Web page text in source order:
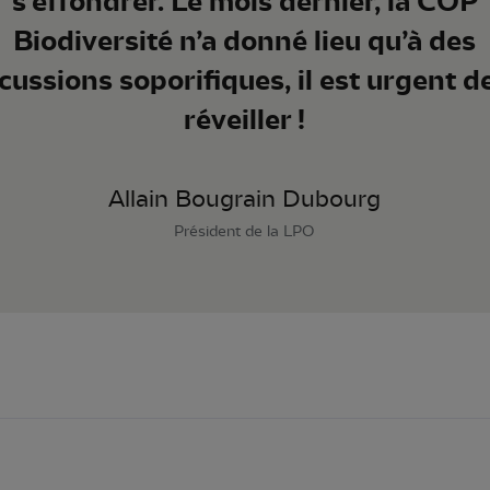
Biodiversité n’a donné lieu qu’à des
soporifiques, il est urgent
réveiller !
Allain Bougrain Dubourg
Président de la LPO